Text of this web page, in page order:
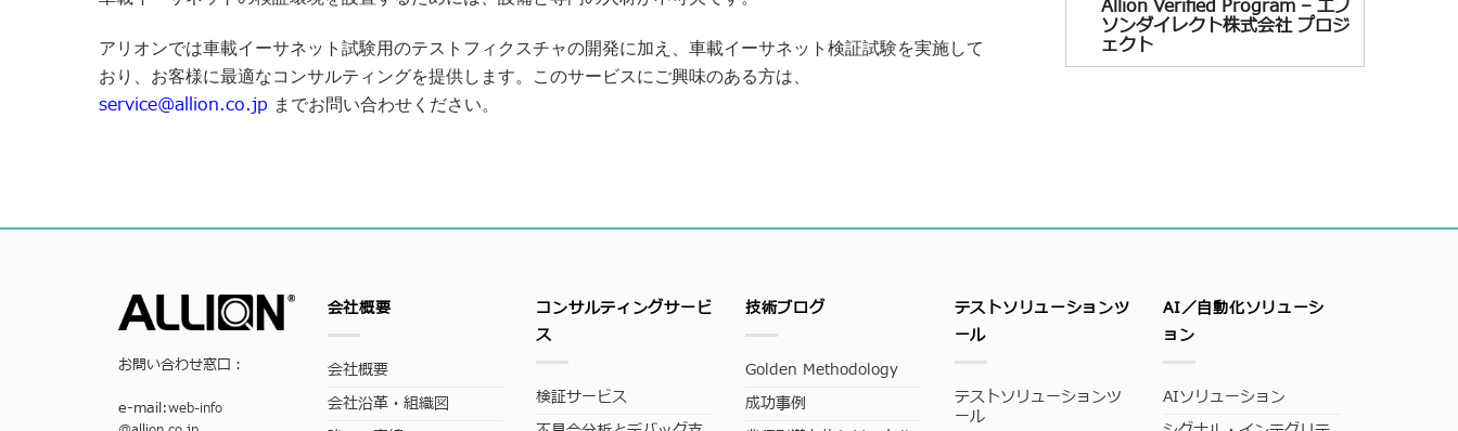
アリオンでは車載イーサネット試験用のテストフィクスチャの開発に加え、車載イーサネット検証試験を実施して
おり、お客様に最適なコンサルティングを提供します。このサービスにご興味のある方は、
service@allion.co.jp までお問い合わせください。
Allion Verified Program – エプ
ソンダイレクト株式会社 プロジ
ェクト
お問い合わせ窓口：
e-mail:web-info
会社概要
会社概要
会社沿革・組織図
コンサルティングサービ
ス
検証サービス
技術ブログ
Golden Methodology
成功事例
テストソリューションツ
ール
テストソリューションツ
ール
AI／自動化ソリューシ
ョン
AIソリューション